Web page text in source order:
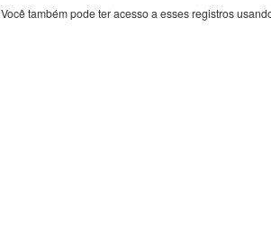
Você também pode ter acesso a esses registros